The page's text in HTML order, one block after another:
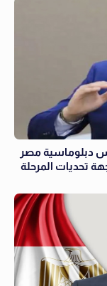
دبلوماسية مصر
تحديات المرحلة